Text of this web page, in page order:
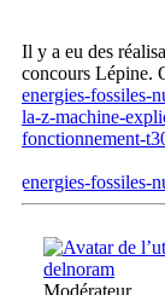
Il y a eu des
concours Lépine.
energies-fossiles-
la-z-machine-
fonctionnement-
energies-fossiles-
delnoram
Modérateur